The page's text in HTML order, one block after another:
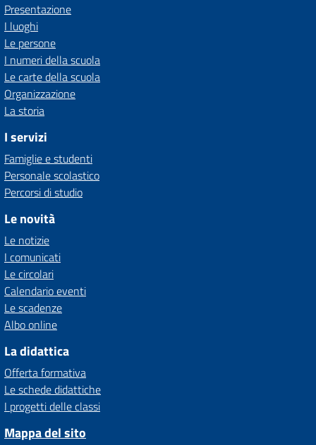
Presentazione
I luoghi
Le persone
I numeri della scuola
Le carte della scuola
Organizzazione
La storia
I servizi
Famiglie e studenti
Personale scolastico
Percorsi di studio
Le novità
Le notizie
I comunicati
Le circolari
Calendario eventi
Le scadenze
Albo online
La didattica
Offerta formativa
Le schede didattiche
I progetti delle classi
Mappa del sito